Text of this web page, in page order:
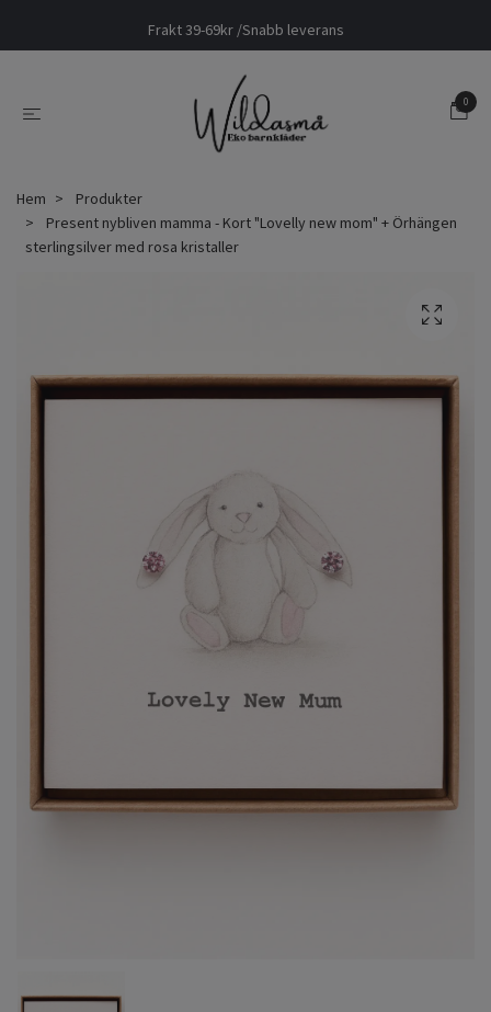
Frakt 39-69kr /Snabb leverans
0
Hem
Produkter
Present nybliven mamma - Kort "Lovelly new mom" + Örhängen
sterlingsilver med rosa kristaller